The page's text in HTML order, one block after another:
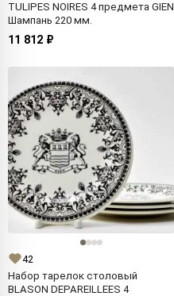
TULIPES NOIRES 4 предмета GIEN
Шампань 220 мм.
11 812 ₽
42
Набор тарелок столовый
BLASON DEPAREILLEES 4